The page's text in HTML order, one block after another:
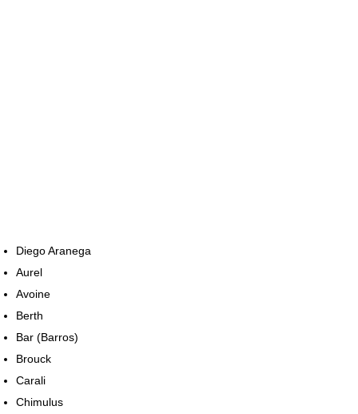
Diego Aranega
Aurel
Avoine
Berth
Bar (Barros)
Brouck
Carali
Chimulus